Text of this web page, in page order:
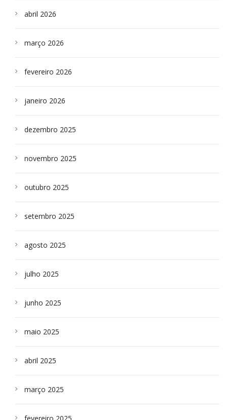
abril 2026
março 2026
fevereiro 2026
janeiro 2026
dezembro 2025
novembro 2025
outubro 2025
setembro 2025
agosto 2025
julho 2025
junho 2025
maio 2025
abril 2025
março 2025